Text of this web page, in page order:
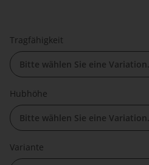
Tragfähigkeit
Bitte wählen Sie eine Variation.
Hubhöhe
Bitte wählen Sie eine Variation.
Variante